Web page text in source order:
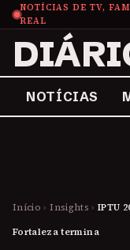
NOTÍCIAS DE TV,
REAL
NOTÍCIAS
Início › Insights › IPTU
Fortaleza termina